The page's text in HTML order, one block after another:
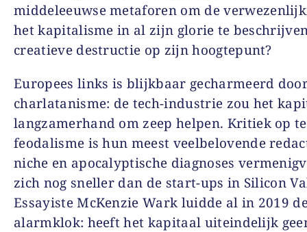
middeleeuwse metaforen om de
het kapitalisme in al zijn glorie te
creatieve destructie op zijn hoogtepunt?
Europees links is blijkbaar gecharmeerd
charlatanisme: de tech-industrie zou het
langzamerhand om zeep helpen. Kritiek op
feodalisme is hun meest veelbelovende
niche en apocalyptische diagnoses
zich nog sneller dan de start-ups in Silicon
Essayiste McKenzie Wark luidde al in 2019
alarmklok: heeft het kapitaal uiteindelijk